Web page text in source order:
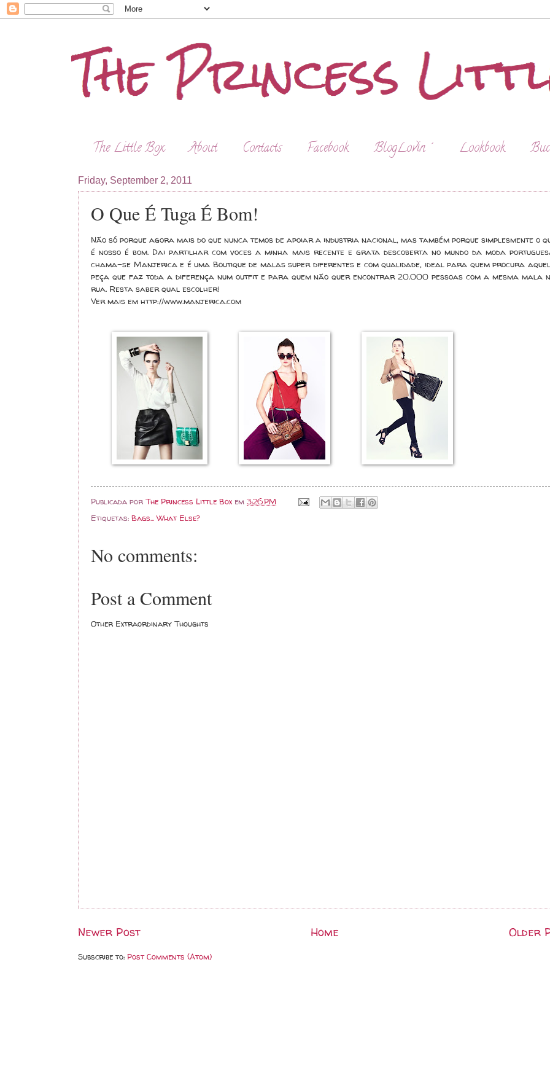
The Little Box About Contacts Facebook BlogLovin´ Lookbook
Friday, September 2, 2011
O Que É Tuga É Bom!
Não só porque agora mais do que nunca temos de apoiar a industria nacional, mas também porque simplesmente o
é nosso é bom. Dai partilhar com voces a minha mais recente e grata descoberta no mundo da moda
chama-se Manjerica e é uma Boutique de malas super diferentes e com qualidade, ideal para quem procura
peça que faz toda a diferença num outfit e para quem não quer encontrar 20.000 pessoas com a mesma mala
rua. Resta saber qual escolher!
Ver mais em http://www.manjerica.com
Publicada por The Princess Little Box em 3:26 PM
Etiquetas: Bags... What Else?
No comments:
Post a Comment
Other Extraordinary Thoughts
Newer Post Older
Home
Subscribe to: Post Comments (Atom)